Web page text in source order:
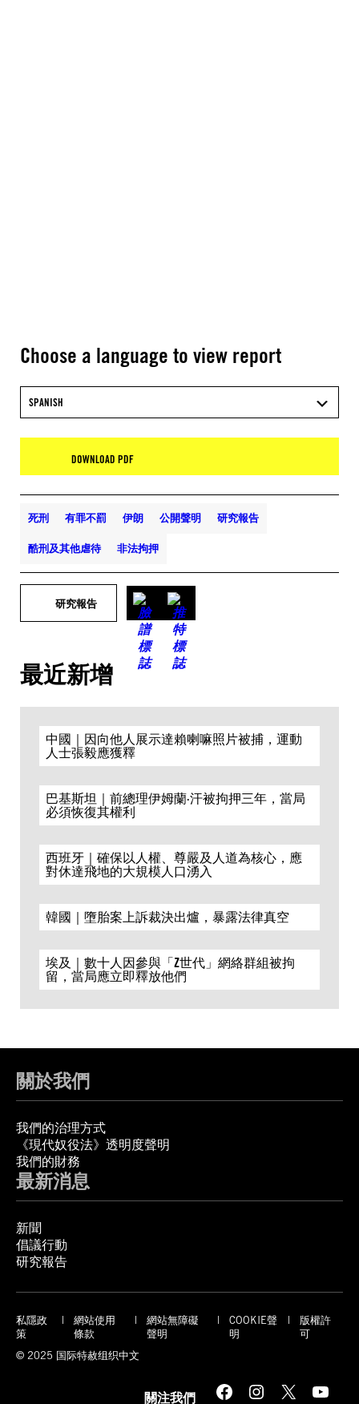
Choose a language to view report
SPANISH
DOWNLOAD PDF
死刑 有罪不罰 伊朗 公開聲明 研究報告
酷刑及其他虐待 非法拘押
研究報告
最近新增
中國｜因向他人展示達賴喇嘛照片被捕，運動
人士張毅應獲釋
巴基斯坦｜前總理伊姆蘭·汗被拘押三年，當局
必須恢復其權利
西班牙｜確保以人權、尊嚴及人道為核心，應
對休達飛地的大規模人口湧入
韓國｜墮胎案上訴裁決出爐，暴露法律真空
埃及｜數十人因參與「Z世代」網絡群組被拘
留，當局應立即釋放他們
關於我們
我們的治理方式
《現代奴役法》透明度聲明
我們的財務
最新消息
新聞
倡議行動
研究報告
私隱政
策
網站使用
條款
網站無障礙
聲明
COOKIE聲
明
版權許
可
© 2025 国际特赦组织中文
關注我們 Facebook Instagram X YouTube